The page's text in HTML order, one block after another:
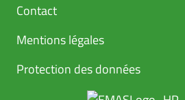
Contact
Mentions légales
Protection des données